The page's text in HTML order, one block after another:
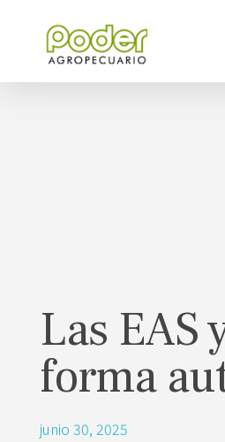
Las
forma
junio 30, 2025